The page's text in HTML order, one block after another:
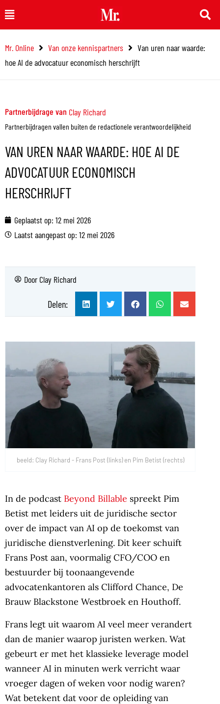
naar
inhoud
Main
Menu
Mr. Online Van onze kennispartners
Van uren naar waarde:
hoe AI de advocatuur economisch herschrijft
Partnerbijdrage van Clay Richard
Partnerbijdragen vallen buiten de redactionele verantwoordelijkheid
VAN UREN NAAR WAARDE: HOE AI DE
ADVOCATUUR ECONOMISCH
HERSCHRIJFT
Geplaatst op: 12 mei 2026
Laatst aangepast op: 12 mei 2026
Door Clay Richard
Delen:
beeld: Clay Richard - Frans Post (links) en Pim Betist (rechts)
In de podcast Beyond Billable spreekt Pim
Betist met leiders uit de juridische sector
over de impact van AI op de toekomst van
juridische dienstverlening. Dit keer schuift
Frans Post aan, voormalig CFO/COO en
bestuurder bij toonaangevende
advocatenkantoren als Clifford Chance, De
Brauw Blackstone Westbroek en Houthoff.
Frans legt uit waarom AI veel meer verandert
dan de manier waarop juristen werken. Wat
gebeurt er met het klassieke leverage model
wanneer AI in minuten werk verricht waar
vroeger dagen of weken voor nodig waren?
Wat betekent dat voor de opleiding van